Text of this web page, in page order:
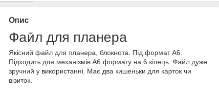
Опис
Файл для планера
Якісний файл для планера, блокнота. Під формат А6.
Підходить для механізмів А6 формату на 6 кілець. Файл дуже
зручний у використанні. Має два кишеньки для карток чи
візиток.